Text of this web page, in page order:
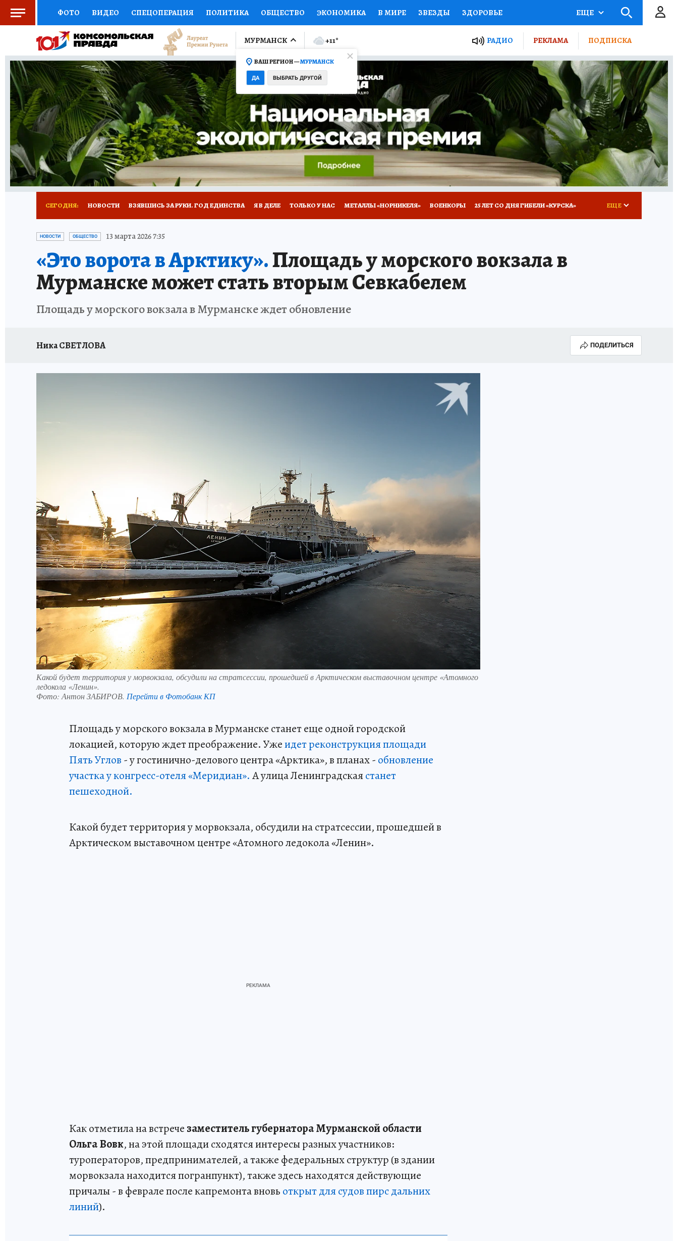
ФОТО ВИДЕО СПЕЦОПЕРАЦИЯ ПОЛИТИКА ОБЩЕСТВО ЭКОНОМИКА В МИРЕ ЗВЕЗДЫ ЗДОРОВЬЕ
СОЦПОДДЕРЖКА НАУКА СПОРТ КОЛУМНИСТЫ ПРОИСШЕСТВИЯ НАЦИОНАЛЬНЫЕ ПРОЕКТЫ РОССИИ
ВЫБОР ЭКСПЕРТОВ ДОКТОР ФИНАНСЫ ОТКРЫВАЕМ МИР Я ЗНАЮ СЕМЬЯ ЖЕНСКИЕ СЕКРЕТЫ ПУТЕВОДИТЕЛЬ
КНИЖНАЯ ПОЛКА ПРОГНОЗЫ НА СПОРТ ПРОМОКОДЫ СЕРИАЛЫ СПЕЦПРОЕКТЫ ДЕФИЦИТ ЖЕЛЕЗА ТУРИЗМ
ПРЕСС-ЦЕНТР НЕДВИЖИМОСТЬ ТЕЛЕВИЗОР КОЛЛЕКЦИИ КОНКУРСЫ РАБОТА У НАС ГИД ПОТРЕБИТЕЛЯ ВСЕ О КП
РАДИО КП РЕКЛАМА ТЕСТЫ НОВОЕ НА САЙТЕ
ЕЩЕ
МУРМАНСК
ВАШ РЕГИОН —МУРМАНСК
ДА ВЫБРАТЬ ДРУГОЙ
+11° РАДИО РЕКЛАМА ПОДПИСКА
СЕГОДНЯ: НОВОСТИ ВЗЯВШИСЬ ЗА РУКИ. ГОД ЕДИНСТВА Я В ДЕЛЕ ТОЛЬКО У НАС МЕТАЛЛЫ «НОРНИКЕЛЯ» ВОЕНКОРЫ 25 ЛЕТ СО ДНЯ ГИБЕЛИ «КУРСКА»
УКРАИНА: СВОДКА КП В МАХ
ЗАПОВЕДНАЯ РОССИЯ ПРОИСШЕСТВИЯ АФИША ШКОЛА ЖУРНАЛИСТИКИ ИСПЫТАНО НА СЕБЕ
ЕЩЕ
НОВОСТИ ОБЩЕСТВО 13 марта 2026 7:35
«Это ворота в Арктику».Площадь у морского вокзала в
Мурманске может стать вторым Севкабелем
Площадь у морского вокзала в Мурманске ждет обновление
Ника СВЕТЛОВА ПОДЕЛИТЬСЯ
Какой будет территория у морвокзала, обсудили на стратсессии, прошедшей в Арктическом выставочном центре «Атомного
ледокола «Ленин».
Фото: Антон ЗАБИРОВ. Перейти в Фотобанк КП
Площадь у морского вокзала в Мурманске станет еще одной городской
локацией, которую ждет преображение. Ужеидет реконструкция площади
Пять Углов - у гостинично-делового центра «Арктика», в планах - обновление
участка у конгресс-отеля «Меридиан». А улица Ленинградскаястанет
пешеходной.
Какой будет территория у морвокзала, обсудили на стратсессии, прошедшей в
Арктическом выставочном центре «Атомного ледокола «Ленин».
Как отметила на встрече заместитель губернатора Мурманской области
Ольга Вовк, на этой площади сходятся интересы разных участников:
туроператоров, предпринимателей, а также федеральных структур (в здании
морвокзала находится погранпункт), также здесь находятся действующие
причалы - в феврале после капремонта вновь открыт для судов пирс дальних
линий).